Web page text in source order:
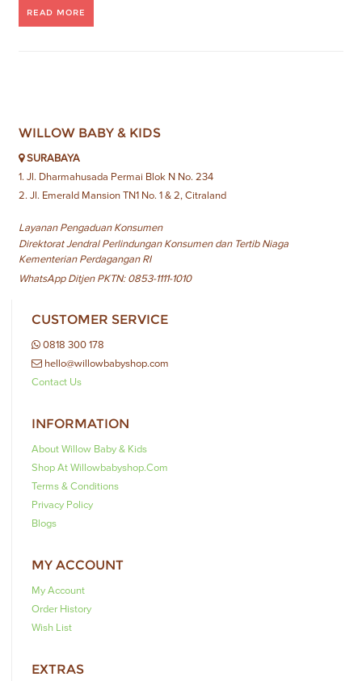
READ MORE
WILLOW BABY & KIDS
SURABAYA
1. Jl. Dharmahusada Permai Blok N No. 234
2. Jl. Emerald Mansion TN1 No. 1 & 2, Citraland
Layanan Pengaduan Konsumen
Direktorat Jendral Perlindungan Konsumen dan Tertib Niaga
Kementerian Perdagangan RI
WhatsApp Ditjen PKTN: 0853-1111-1010
CUSTOMER SERVICE
0818 300 178
hello@willowbabyshop.com
Contact Us
INFORMATION
About Willow Baby & Kids
Shop At Willowbabyshop.com
Terms & Conditions
Privacy Policy
Blogs
MY ACCOUNT
My Account
Order History
Wish List
EXTRAS